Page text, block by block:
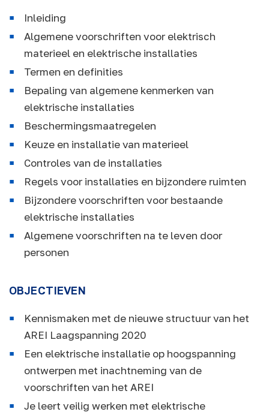
Inleiding
Algemene voorschriften voor elektrisch
materieel en elektrische installaties
Termen en definities
Bepaling van algemene kenmerken van
elektrische installaties
Beschermingsmaatregelen
Keuze en installatie van materieel
Controles van de installaties
Regels voor installaties en bijzondere ruimten
Bijzondere voorschriften voor bestaande
elektrische installaties
Algemene voorschriften na te leven door
personen
OBJECTIEVEN
Kennismaken met de nieuwe structuur van het
AREI Laagspanning 2020
Een elektrische installatie op hoogspanning
ontwerpen met inachtneming van de
voorschriften van het AREI
Je leert veilig werken met elektrische